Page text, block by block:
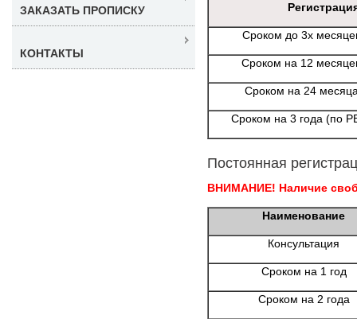
Сроком до 3х
Сроком на 12
Сроком на 24
Сроком на 3 года (по
Постоянная
ВНИМАНИЕ! Наличие
Наименование
Консультация
Сроком на 1 год
Сроком на 2 года
ЗАКАЗАТЬ ПРОПИСКУ
КОНТАКТЫ